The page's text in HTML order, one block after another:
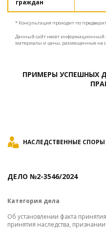
граждан
* Консультация проходит по
Данный сайт несет информационный
материалы и цены, размещенные на
ПРИМЕРЫ УСПЕШНЫХ
НАСЛЕДСТВЕННЫЕ СПОРЫ
ДЕЛО №2-3546/2024
Категория дела
Об установлении факта
принятия наследства,